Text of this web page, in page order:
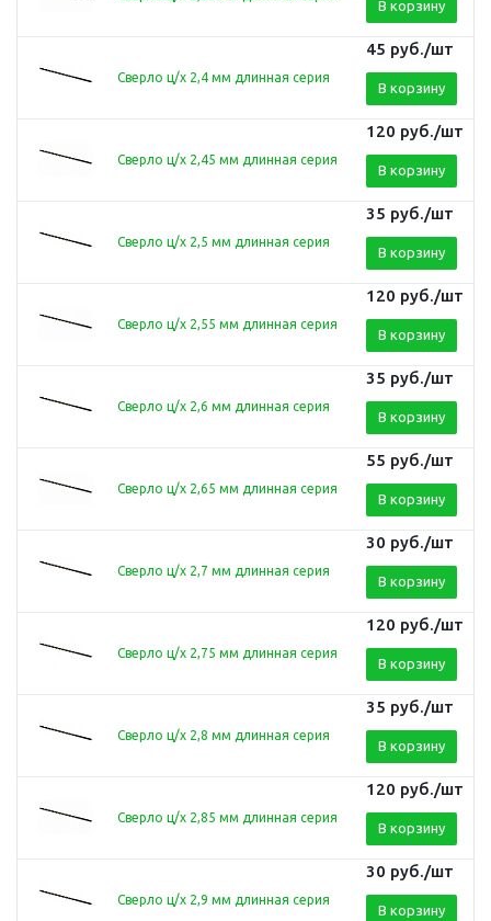
В корзину
Сверло ц/х 2,4 мм длинная серия
45 руб./шт
В корзину
Сверло ц/х 2,45 мм длинная серия
120 руб./шт
В корзину
Сверло ц/х 2,5 мм длинная серия
35 руб./шт
В корзину
Сверло ц/х 2,55 мм длинная серия
120 руб./шт
В корзину
Сверло ц/х 2,6 мм длинная серия
35 руб./шт
В корзину
Сверло ц/х 2,65 мм длинная серия
55 руб./шт
В корзину
Сверло ц/х 2,7 мм длинная серия
30 руб./шт
В корзину
Сверло ц/х 2,75 мм длинная серия
120 руб./шт
В корзину
Сверло ц/х 2,8 мм длинная серия
35 руб./шт
В корзину
Сверло ц/х 2,85 мм длинная серия
120 руб./шт
В корзину
Сверло ц/х 2,9 мм длинная серия
30 руб./шт
В корзину